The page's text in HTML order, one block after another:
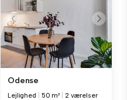
Odense
Lejlighed 50 m² 2 værelser